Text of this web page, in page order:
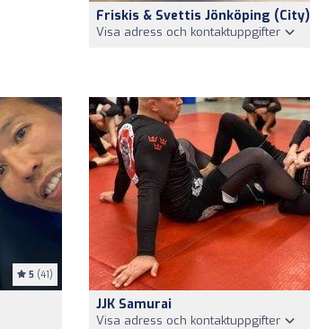
Friskis & Svettis Jönköping (City)
Visa adress och kontaktuppgifter
5 (41)
JJK Samurai
Visa adress och kontaktuppgifter